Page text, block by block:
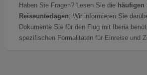
Haben Sie Fragen? Lesen Sie die häufigen
Reiseunterlagen: Wir informieren Sie
Dokumente Sie für den Flug mit Iberia
spezifischen Formalitäten für Einreise und